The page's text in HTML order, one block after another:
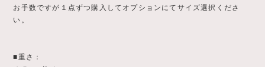
お手数ですが１点ずつ購入してオプションにてサイズ選択くださ
い。
■重さ：